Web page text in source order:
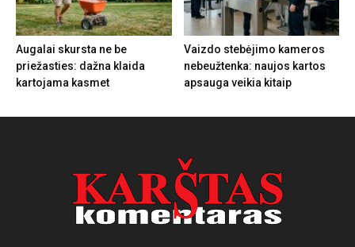
Augalai skursta ne be
priežasties: dažna klaida
kartojama kasmet
Vaizdo stebėjimo kameros
nebeužtenka: naujos kartos
apsauga veikia kitaip